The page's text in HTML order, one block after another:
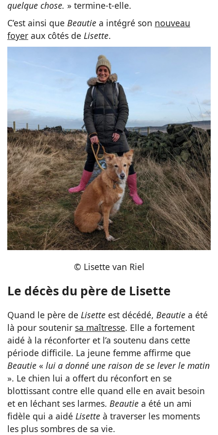
quelque chose. » termine-t-elle.
C’est ainsi que Beautie a intégré son nouveau
foyer aux côtés de Lisette.
© Lisette van Riel
Le décès du père de Lisette
Quand le père de Lisette est décédé, Beautie a été
là pour soutenir sa maîtresse. Elle a fortement
aidé à la réconforter et l’a soutenu dans cette
période difficile. La jeune femme affirme que
Beautie « lui a donné une raison de se lever le matin
». Le chien lui a offert du réconfort en se
blottissant contre elle quand elle en avait besoin
et en léchant ses larmes. Beautie a été un ami
fidèle qui a aidé Lisette à traverser les moments
les plus sombres de sa vie.